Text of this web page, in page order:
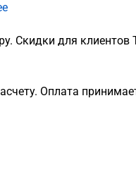
Скидки для
Оплата